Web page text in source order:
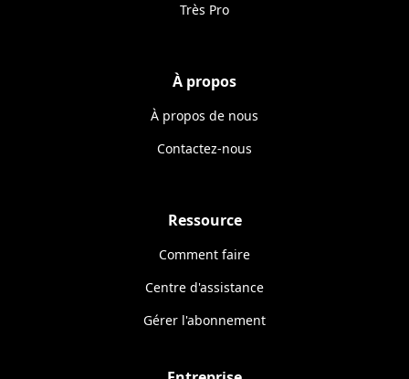
Très Pro
À propos
À propos de nous
Contactez-nous
Ressource
Comment faire
Centre d'assistance
Gérer l'abonnement